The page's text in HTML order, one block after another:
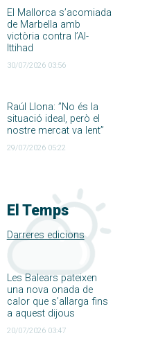
El Mallorca s’acomiada
de Marbella amb
victòria contra l’Al-
Ittihad
30/07/2026 03:56
Raúl Llona: ”No és la
situació ideal, però el
nostre mercat va lent”
29/07/2026 05:22
El Temps
Darreres edicions
Les Balears pateixen
una nova onada de
calor que s’allarga fins
a aquest dijous
20/07/2026 03:47